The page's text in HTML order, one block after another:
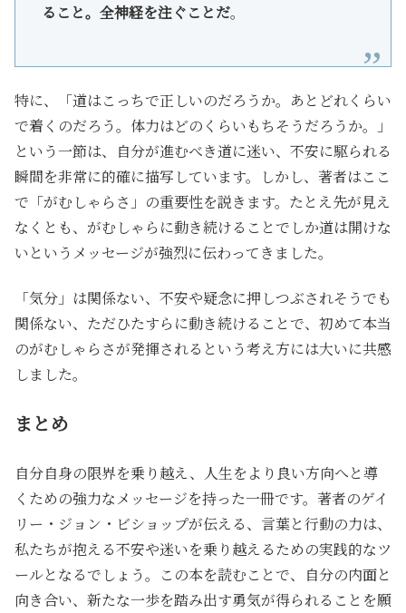
ること。全神経を注ぐことだ。
特に、「道はこっちで正しいのだろうか。あとどれくらい
で着くのだろう。体力はどのくらいもちそうだろうか。」
という一節は、自分が進むべき道に迷い、不安に駆られる
瞬間を非常に的確に描写しています。しかし、著者はここ
で「がむしゃらさ」の重要性を説きます。たとえ先が見え
なくとも、がむしゃらに動き続けることでしか道は開けな
いというメッセージが強烈に伝わってきました。
「気分」は関係ない、不安や疑念に押しつぶされそうでも
関係ない、ただひたすらに動き続けることで、初めて本当
のがむしゃらさが発揮されるという考え方には大いに共感
しました。
まとめ
自分自身の限界を乗り越え、人生をより良い方向へと導
くための強力なメッセージを持った一冊です。著者のゲイ
リー・ジョン・ビショップが伝える、言葉と行動の力は、
私たちが抱える不安や迷いを乗り越えるための実践的なツ
ールとなるでしょう。この本を読むことで、自分の内面と
向き合い、新たな一歩を踏み出す勇気が得られることを願